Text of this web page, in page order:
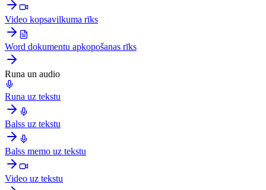
Video kopsavilkuma rīks
Word dokumentu apkopošanas rīks
Runa un audio
Runa uz tekstu
Balss uz tekstu
Balss memo uz tekstu
Video uz tekstu